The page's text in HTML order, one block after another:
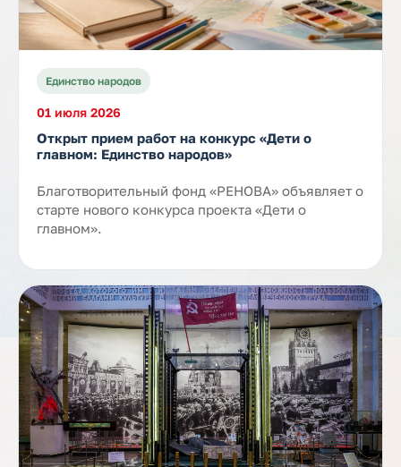
Единство народов
01 июля 2026
Открыт прием работ на конкурс «Дети о
главном: Единство народов»
Благотворительный фонд «РЕНОВА» объявляет о
старте нового конкурса проекта «Дети о
главном».